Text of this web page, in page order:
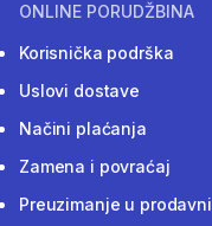
ONLINE PORUDŽBINA
Korisnička podrška
Uslovi dostave
Načini plaćanja
Zamena i povraćaj
Preuzimanje u